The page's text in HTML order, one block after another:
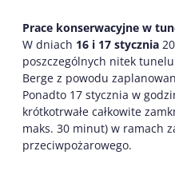
Prace konserwacyjne w
W dniach 16 i 17 stycznia
poszczególnych nitek
Berge z powodu
Ponadto 17 stycznia w
krótkotrwałe całkowite
maks. 30 minut) w ramach
przeciwpożarowego.